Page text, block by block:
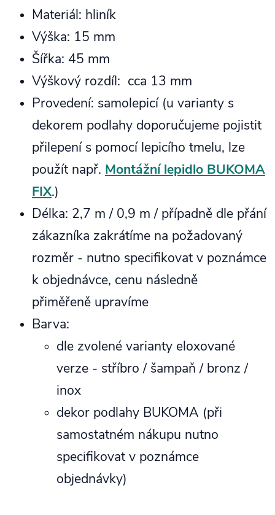
Materiál: hliník
Výška: 15 mm
Šířka: 45 mm
Výškový rozdíl: cca 13 mm
Provedení: samolepicí (u varianty s
dekorem podlahy doporučujeme pojistit
přilepení s pomocí lepicího tmelu, lze
použít např. Montážní lepidlo BUKOMA
FIX.)
Délka: 2,7 m / 0,9 m / případně dle přání
zákazníka zakrátíme na požadovaný
rozměr - nutno specifikovat v poznámce
k objednávce, cenu následně
přiměřeně upravíme
Barva:
dle zvolené varianty eloxované
verze - stříbro / šampaň / bronz /
inox
dekor podlahy BUKOMA (při
samostatném nákupu nutno
specifikovat v poznámce
objednávky)